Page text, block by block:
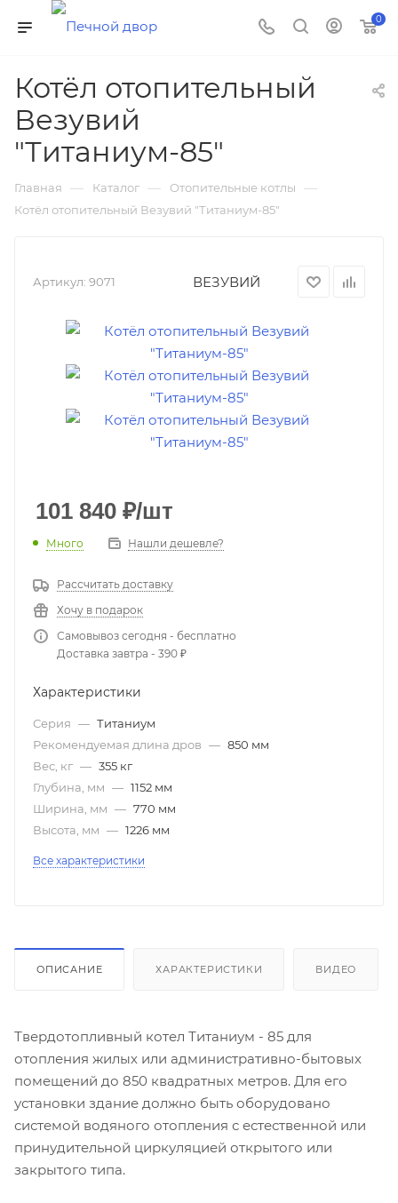
0
Котёл отопительный
Везувий
"Титаниум-85"
Главная — Каталог — Отопительные котлы —
Котёл отопительный Везувий "Титаниум-85"
Артикул: 9071 ВЕЗУВИЙ
101 840 ₽/шт
Много Нашли дешевле?
Рассчитать доставку
Хочу в подарок
Самовывоз сегодня - бесплатно
Доставка завтра - 390 ₽
Характеристики
Серия — Титаниум
Рекомендуемая длина дров — 850 мм
Вес, кг — 355 кг
Глубина, мм — 1152 мм
Ширина, мм — 770 мм
Высота, мм — 1226 мм
Все характеристики
ОПИСАНИЕ ХАРАКТЕРИСТИКИ ВИДЕО
Твердотопливный котел Титаниум - 85 для
отопления жилых или административно-бытовых
помещений до 850 квадратных метров. Для его
установки здание должно быть оборудовано
системой водяного отопления с естественной или
принудительной циркуляцией открытого или
закрытого типа.